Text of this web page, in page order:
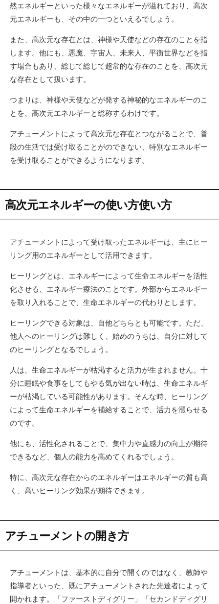
然エネルギーといった様々なエネルギーが溢れており、高次
元エネルギーも、その中の一つといえるでしょう。
また、高次元な存在とは、神様や天使などの存在のことを指
します。他にも、悪魔、宇宙人、未来人、平衡世界などを指
す場合もあり、総じて総じて超常的な存在のことを、高次元
な存在として扱います。
つまりは、神様や天使などが発する神秘的なエネルギーのこ
とを、高次元エネルギーと総称するわけです。
アチューメントによって高次元な存在とつながることで、普
段の生活では受け取ることがのできない、特別なエネルギー
を受け取ることができるようになります。
高次元エネルギーの使い方使い方
アチューメントによって受け取ったエネルギーは、主にヒー
リング用のエネルギーとして活用できます。
ヒーリングとは、エネルギーによって生命エネルギーを活性
化させる、エネルギー療法のことです。外部からエネルギー
を取り入れることで、生命エネルギーの代わりとします。
ヒーリングできる対象は、自他どちらとも可能です。ただ、
他人へのヒーリングは難しく、始めのうちは、自分に対して
のヒーリングとなるでしょう。
人は、生命エネルギーが枯渇すると活力が生まれません。十
分に睡眠や食事をしてもやる気が出ない時は、生命エネルギ
ーが枯渇している可能性があります。そんな時、ヒーリング
によって生命エネルギーを補給することで、活力を漲らせる
のです。
他にも、活性化されることで、集中力や直感力の向上が期待
できるなど、個人の能力を高めてくれるでしょう。
特に、高次元な存在からのエネルギーはエネルギーの質も高
く、高いヒーリング効果が期待できます。
アチューメントの開き方
アチューメントは、基本的に自分で開くのではなく、教師や
指導者といった、既にアチューメントされた先達者によって
開かれます。「ファーストディグリー」「セカンドディグリ